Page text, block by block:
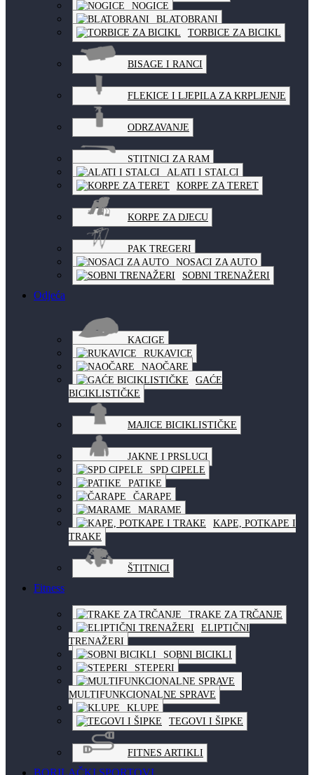
NOGICE
BLATOBRANI
TORBICE ZA BICIKL
BISAGE I RANCI
FLEKICE I LJEPILA ZA KRPLJENJE
ODRZAVANJE
STITNICI ZA RAM
ALATI I STALCI
KORPE ZA TERET
KORPE ZA DJECU
PAK TREGERI
NOSACI ZA AUTO
SOBNI TRENAŽERI
Odjeća
KACIGE
RUKAVICE
NAOČARE
GAĆE
BICIKLISTIČKE
MAJICE BICIKLISTIČKE
JAKNE I PRSLUCI
SPD CIPELE
PATIKE
ČARAPE
MARAME
KAPE, POTKAPE I
TRAKE
ŠTITNICI
Fitness
TRAKE ZA TRČANJE
ELIPTIČNI
TRENAŽERI
SOBNI BICIKLI
STEPERI
MULTIFUNKCIONALNE SPRAVE
KLUPE
TEGOVI I ŠIPKE
FITNES ARTIKLI
BORILAČKI SPORTOVI